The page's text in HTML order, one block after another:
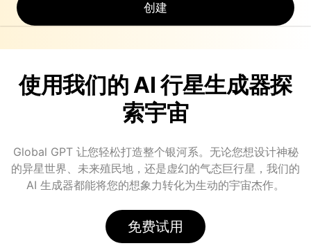
创建
使用我们的 AI 行星生成器探
索宇宙
Global GPT 让您轻松打造整个银河系。无论您想设计神秘
的异星世界、未来殖民地，还是虚幻的气态巨行星，我们的
AI 生成器都能将您的想象力转化为生动的宇宙杰作。
免费试用